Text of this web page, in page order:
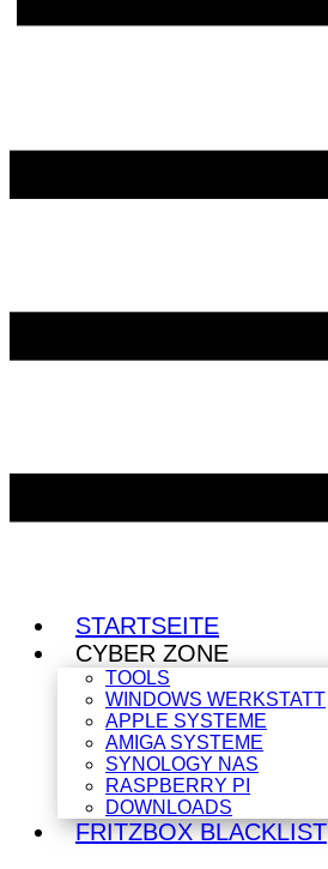
STARTSEITE
CYBER ZONE
TOOLS
WINDOWS WERKSTATT
APPLE SYSTEME
AMIGA SYSTEME
SYNOLOGY NAS
RASPBERRY PI
DOWNLOADS
FRITZBOX BLACKLIST